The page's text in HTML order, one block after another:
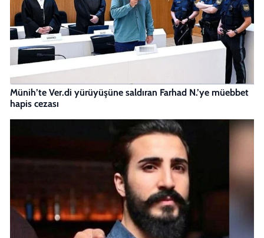
Münih’te Ver.di yürüyüşüne saldıran Farhad N.’ye müebbet
hapis cezası